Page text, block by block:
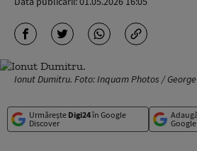
Ionut Dumitru. Foto: Inquam Photos /
Urmărește Digi24în Google
Discover
Google